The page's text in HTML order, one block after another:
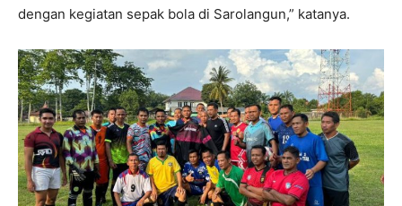
dengan kegiatan sepak bola di Sarolangun,” katanya.